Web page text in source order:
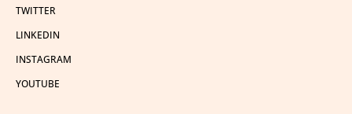
TWITTER
LINKEDIN
INSTAGRAM
YOUTUBE